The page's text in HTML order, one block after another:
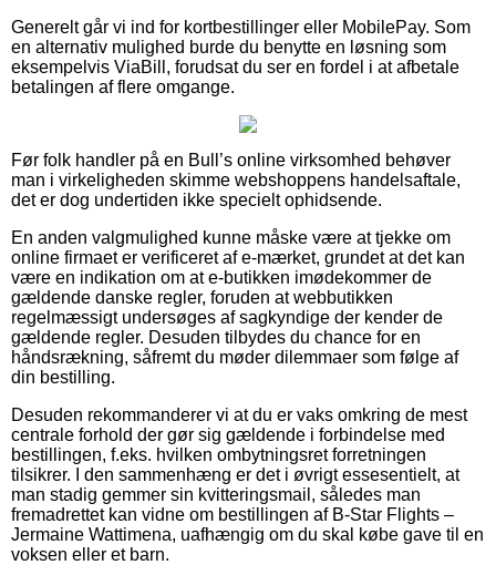
Generelt går vi ind for kortbestillinger eller MobilePay. Som
en alternativ mulighed burde du benytte en løsning som
eksempelvis ViaBill, forudsat du ser en fordel i at afbetale
betalingen af flere omgange.
Før folk handler på en Bull’s online virksomhed behøver
man i virkeligheden skimme webshoppens handelsaftale,
det er dog undertiden ikke specielt ophidsende.
En anden valgmulighed kunne måske være at tjekke om
online firmaet er verificeret af e-mærket, grundet at det kan
være en indikation om at e-butikken imødekommer de
gældende danske regler, foruden at webbutikken
regelmæssigt undersøges af sagkyndige der kender de
gældende regler. Desuden tilbydes du chance for en
håndsrækning, såfremt du møder dilemmaer som følge af
din bestilling.
Desuden rekommanderer vi at du er vaks omkring de mest
centrale forhold der gør sig gældende i forbindelse med
bestillingen, f.eks. hvilken ombytningsret forretningen
tilsikrer. I den sammenhæng er det i øvrigt essesentielt, at
man stadig gemmer sin kvitteringsmail, således man
fremadrettet kan vidne om bestillingen af B-Star Flights –
Jermaine Wattimena, uafhængig om du skal købe gave til en
voksen eller et barn.